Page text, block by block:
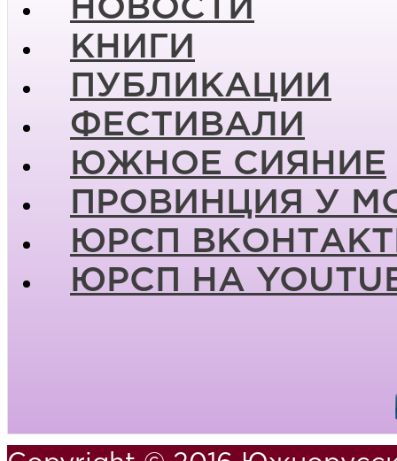
НОВОСТИ
КНИГИ
ПУБЛИКАЦИИ
ФЕСТИВАЛИ
ЮЖНОЕ СИЯНИЕ
ПРОВИНЦИЯ У
ЮРСП
ЮРСП НА